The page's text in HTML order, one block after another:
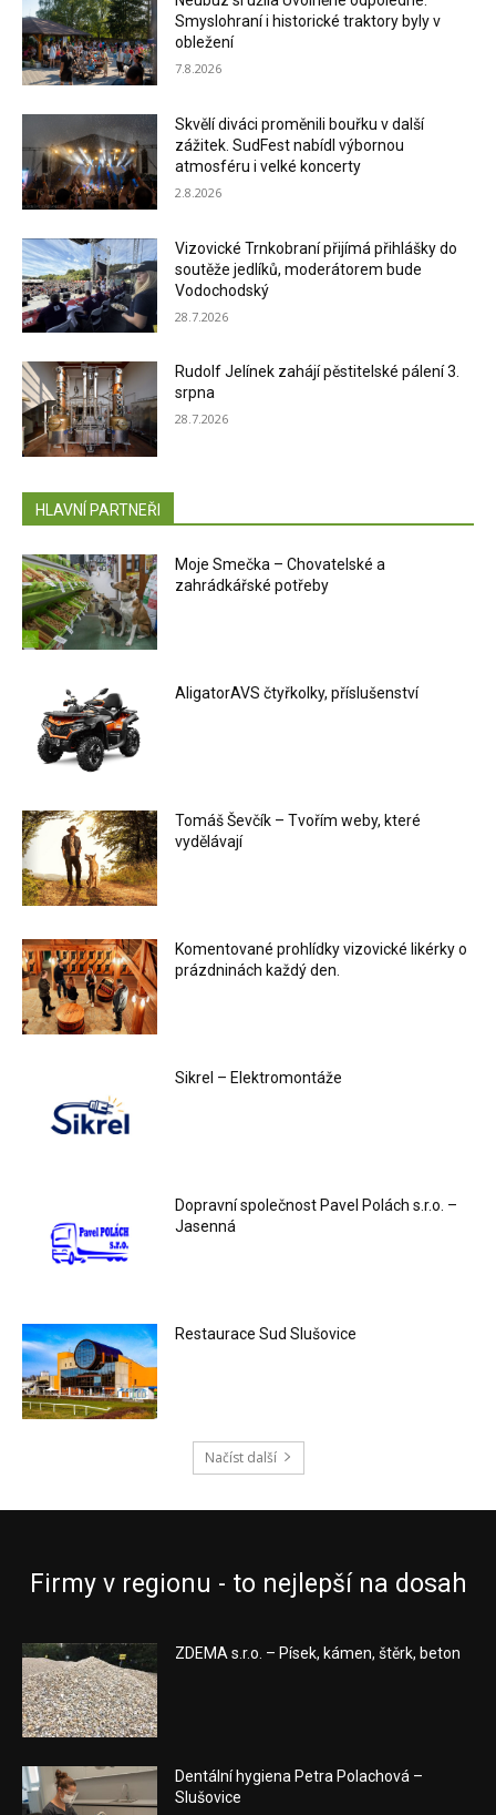
Smyslohraní i historické traktory byly v
obležení
7.8.2026
Skvělí diváci proměnili bouřku v další
zážitek. SudFest nabídl výbornou
atmosféru i velké koncerty
2.8.2026
Vizovické Trnkobraní přijímá přihlášky do
soutěže jedlíků, moderátorem bude
Vodochodský
28.7.2026
Rudolf Jelínek zahájí pěstitelské pálení 3.
srpna
28.7.2026
HLAVNÍ PARTNEŘI
Moje Smečka – Chovatelské a
zahrádkářské potřeby
AligatorAVS čtyřkolky, příslušenství
Tomáš Ševčík – Tvořím weby, které
vydělávají
Komentované prohlídky vizovické likérky o
prázdninách každý den.
Sikrel – Elektromontáže
Dopravní společnost Pavel Polách s.r.o. –
Jasenná
Restaurace Sud Slušovice
Načíst další
Firmy v regionu - to nejlepší na dosah
ZDEMA s.r.o. – Písek, kámen, štěrk, beton
Dentální hygiena Petra Polachová –
Slušovice